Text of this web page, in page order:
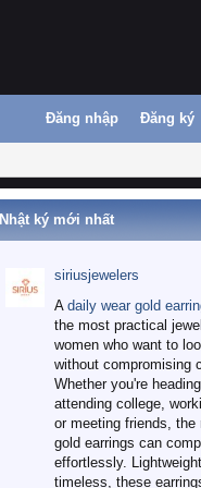
Đăng nhập Đăng ký
Nhật ký mới nhất
siriusjewelers
A daily wear gold
the most practical
women who want to
without compromising
Whether you're
attending college,
or meeting friends, the
gold earrings can
effortlessly.
timeless, these